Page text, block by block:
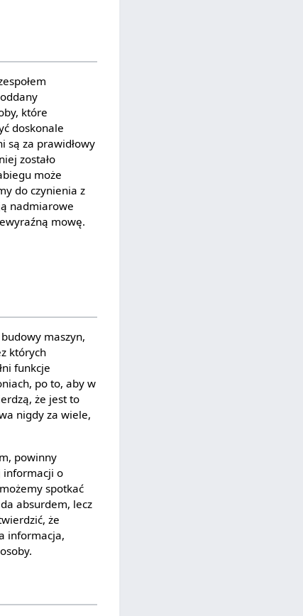
które
doskonale
są za prawidłowy
zostało
może
do czynienia z
nadmiarowe
mowę.
maszyn,
których
funkcje
po to, aby w
że jest to
nigdy za wiele,
powinny
informacji o
spotkać
absurdem, lecz
że
informacja,